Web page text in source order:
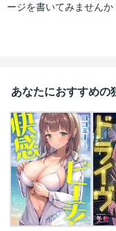
ージを書いてみませんか
あなたにおすすめの